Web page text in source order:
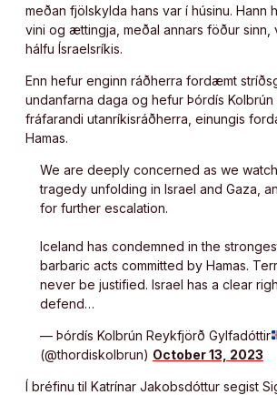
meðan fjölskylda hans var í húsinu. Hann
vini og ættingja, meðal annars föður
hálfu Ísraelsríkis.
Enn hefur enginn ráðherra fordæmt
undanfarna daga og hefur Þórdís Kolbrún
fráfarandi utanríkisráðherra, einungis
Hamas.
We are deeply concerned as we
tragedy unfolding in Israel and Gaza,
for further escalation.
Iceland has condemned in the
barbaric acts committed by Hamas.
never be justified. Israel has a clear
defend…
— Þórdís Kolbrún Reykfjörð Gylfadóttir
(@thordiskolbrun) October 13, 2023
Í bréfinu til Katrínar Jakobsdóttur segist